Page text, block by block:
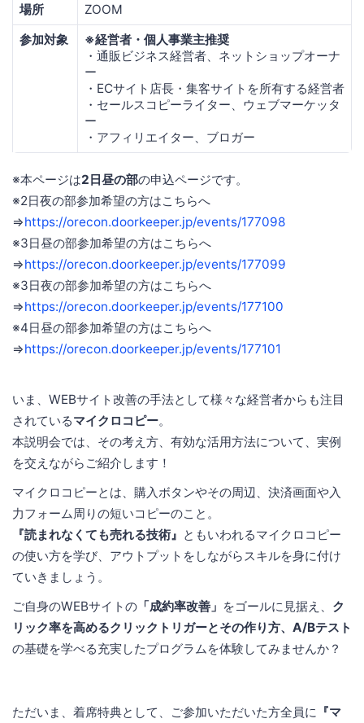
場所
ZOOM
参加対象
※経営者・個人事業主推奨
・通販ビジネス経営者、ネットショップオーナ
ー
・ECサイト店長・集客サイトを所有する経営者
・セールスコピーライター、ウェブマーケッタ
ー
・アフィリエイター、ブロガー
※本ページは2日昼の部の申込ページです。
※2日夜の部参加希望の方はこちらへ
⇒https://orecon.doorkeeper.jp/events/177098
※3日昼の部参加希望の方はこちらへ
⇒https://orecon.doorkeeper.jp/events/177099
※3日夜の部参加希望の方はこちらへ
⇒https://orecon.doorkeeper.jp/events/177100
※4日昼の部参加希望の方はこちらへ
⇒https://orecon.doorkeeper.jp/events/177101
いま、WEBサイト改善の手法として様々な経営者からも注目
されているマイクロコピー。
本説明会では、その考え方、有効な活用方法について、実例
を交えながらご紹介します！
マイクロコピーとは、購入ボタンやその周辺、決済画面や入
力フォーム周りの短いコピーのこと。
『読まれなくても売れる技術』 ともいわれるマイクロコピー
の使い方を学び、アウトプットをしながらスキルを身に付け
ていきましょう。
ご自身のWEBサイトの 「成約率改善」 をゴールに見据え、 ク
リック率を高めるクリックトリガーとその作り方、A/Bテスト
の基礎を学べる充実したプログラムを体験してみませんか？
ただいま、着席特典として、ご参加いただいた方全員に 『マ